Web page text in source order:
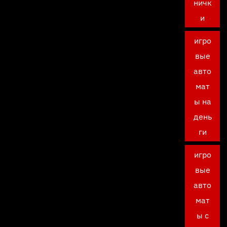
ничк
и
игро
вые
авто
мат
ы на
день
ги
игро
вые
авто
мат
ы с